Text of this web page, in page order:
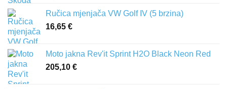
Ručica mjenjača VW Golf IV (5 brzina)
16,65 €
Moto jakna Rev'it Sprint H2O Black Neon Red
205,10 €